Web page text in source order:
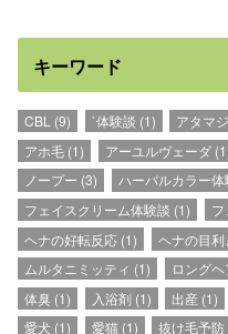
キーワード
CBL (9) `体験談 (1) アタマ
アホ毛 (1) アーユルヴェーダ
ノープー (3) ハーバルカラー体
フェイスクリーム体験談 (1)
ヘナの好転反応 (1) ヘナの目利
ムルタニミッティ (1) ロングヘ
体臭 (1) 入浴剤(1) 出産(1)
愛犬 (1) 愛猫(1) 抜け毛予防